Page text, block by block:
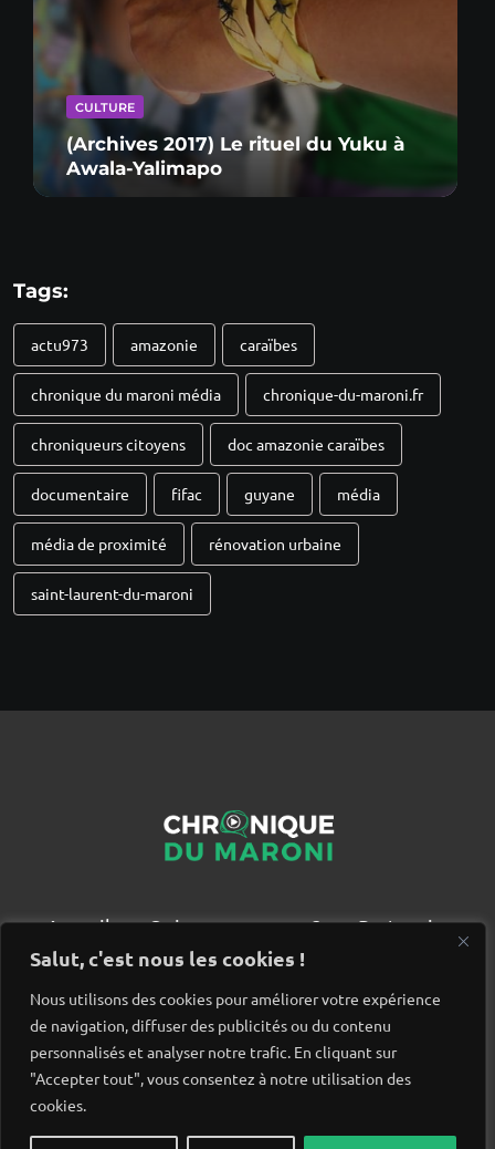
Salut, c'est nous les cookies !
Nous utilisons des cookies pour améliorer votre expérience
de navigation, diffuser des publicités ou du contenu
personnalisés et analyser notre trafic. En cliquant sur
"Accepter tout", vous consentez à notre utilisation des
cookies.
CULTURE
(Archives 2017) Le rituel du Yuku à
Awala-Yalimapo
Tags:
actu973 amazonie caraïbes
chronique du maroni média chronique-du-maroni.fr
chroniqueurs citoyens doc amazonie caraïbes
documentaire fifac guyane média
média de proximité rénovation urbaine
saint-laurent-du-maroni
Accueil Qui sommes nous ?
Partenaires
Contact